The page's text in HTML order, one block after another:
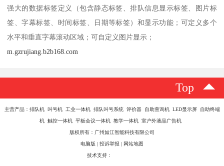
强大的数据标签定义（包含静态标签、排队信息显示标签、图片标
签、字幕标签、时间标签、日期等标签）和显示功能；可定义多个
水平和垂直字幕滚动区域；可自定义图片显示；
m.gzrujiang.b2b168.com
Top
主营产品：排队机 叫号机 工业一体机 排队叫号系统 评价器 自助查询机 LED显示屏 自助终端
机 触控一体机 平板会议一体机 教学一体机 室户外液晶广告机
版权所有：广州如江智能科技有限公司
电脑版 | 投诉举报 | 网站地图
技术支持：